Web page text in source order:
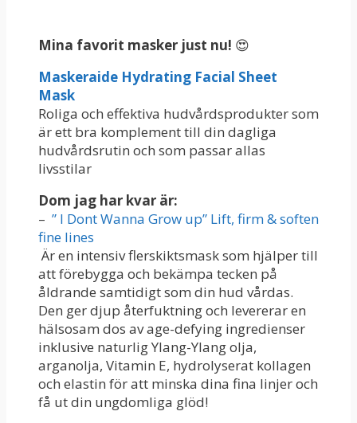
Mina favorit masker just nu! 😍
Maskeraide Hydrating Facial Sheet
Mask
Roliga och effektiva hudvårdsprodukter som
är ett bra komplement till din dagliga
hudvårdsrutin och som passar allas
livsstilar
Dom jag har kvar är:
– ” I Dont Wanna Grow up” Lift, firm & soften
fine lines
Är en intensiv flerskiktsmask som hjälper till
att förebygga och bekämpa tecken på
åldrande samtidigt som din hud vårdas.
Den ger djup återfuktning och levererar en
hälsosam dos av age-defying ingredienser
inklusive naturlig Ylang-Ylang olja,
arganolja, Vitamin E, hydrolyserat kollagen
och elastin för att minska dina fina linjer och
få ut din ungdomliga glöd!